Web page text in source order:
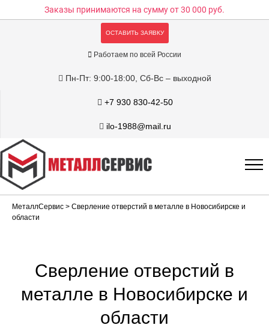
Заказы принимаются на суммуот 30 000 руб.
ОСТАВИТЬ ЗАЯВКУ
Работаем по всей России
Пн-Пт: 9:00-18:00, Сб-Вс – выходной
+7 930 830-42-50
ilo-1988@mail.ru
МеталлСервис > Сверление отверстий в металле в Новосибирске и
области
Сверление отверстий в
металле в Новосибирске и
области